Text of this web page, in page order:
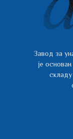
Завод за
је